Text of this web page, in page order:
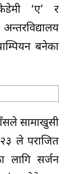
‘ए’ र
बनेका
सामाखुसी
ले पराजित
लागि सर्जन